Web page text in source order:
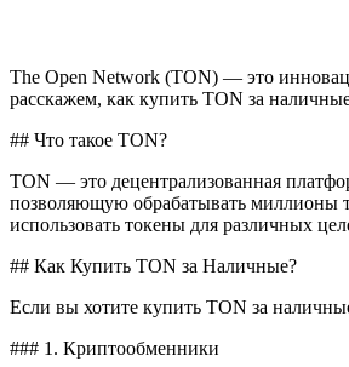
The Open Network (TON) — это
расскажем, как купить TON за
## Что такое TON?
TON — это децентрализованная
позволяющую обрабатывать миллионы
использовать токены для различных
## Как Купить TON за Наличные?
Если вы хотите купить TON за
### 1. Криптообменники